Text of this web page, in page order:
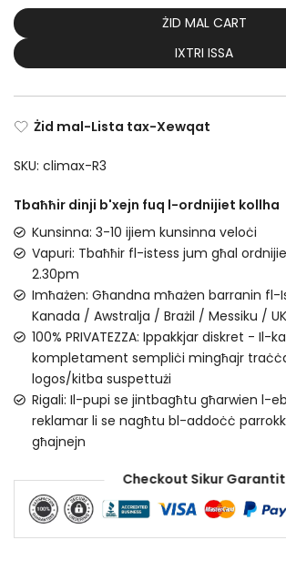
ŻID MAL CART
IXTRI ISSA
Żid mal-Lista tax-Xewqat
SKU: climax-R3
Tbaħħir dinji b'xejn fuq l-ordnijiet kollha
Kunsinna: 3-10 ijiem kunsinna veloċi
Vapuri: Tbaħħir fl-istess jum għal
2.30pm
Imħażen: Għandna mħażen barranin fl-
Kanada / Awstralja / Brażil / Messiku /
100% PRIVATEZZA: Ippakkjar diskret - Il-
kompletament sempliċi mingħajr
logos/kitba suspettużi
Rigali: Il-pupi se jintbagħtu għarwien l-
reklamar li se nagħtu bl-addoċċ
għajnejn
Checkout Sikur Garantit